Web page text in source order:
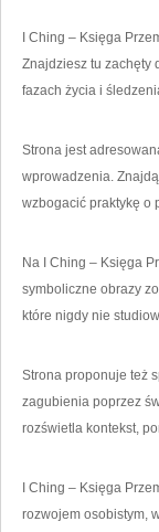
I Ching – Księga
Znajdziesz tu zachęty
fazach życia i
Strona jest
wprowadzenia.
wzbogacić praktykę o
Na I Ching – Księga
symboliczne obrazy
które nigdy nie
Strona proponuje też
zagubienia poprzez
rozświetla kontekst,
I Ching – Księga
rozwojem osobistym,